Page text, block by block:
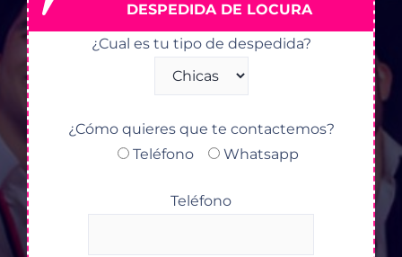
DESPEDIDA DE LOCURA
¿Cual es tu tipo de despedida?
¿Cómo quieres que te contactemos?
Teléfono
Whatsapp
Teléfono